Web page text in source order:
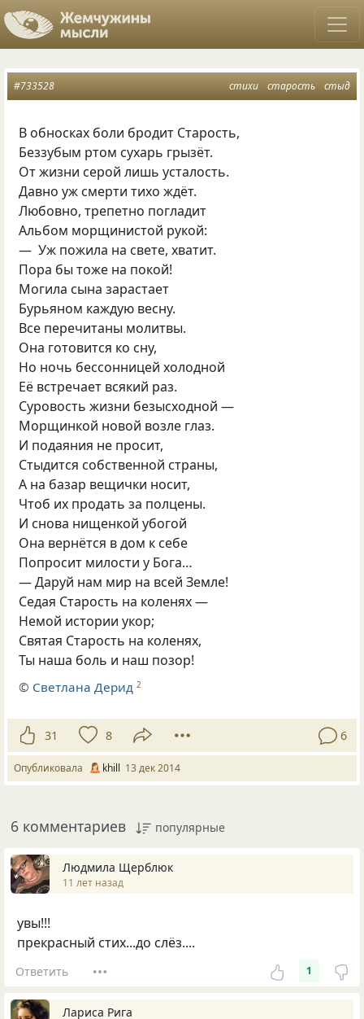
стихи старость стыд
#733528
В обносках боли бродит Старость,
Беззубым ртом сухарь грызёт.
От жизни серой лишь усталость.
Давно уж смерти тихо ждёт.
Любовно, трепетно погладит
Альбом морщинистой рукой:
— Уж пожила на свете, хватит.
Пора бы тоже на покой!
Могила сына зарастает
Бурьяном каждую весну.
Все перечитаны молитвы.
Она готовится ко сну,
Но ночь бессонницей холодной
Её встречает всякий раз.
Суровость жизни безысходной —
Морщинкой новой возле глаз.
И подаяния не просит,
Стыдится собственной страны,
А на базар вещички носит,
Чтоб их продать за полцены.
И снова нищенкой убогой
Она вернётся в дом к себе
Попросит милости у Бога…
— Даруй нам мир на всей Земле!
Седая Старость на коленях —
Немой истории укор;
Святая Старость на коленях,
Ты наша боль и наш позор!
© Светлана Дерид 2
31 8 6
Опубликовала khill 13 дек 2014
6 комментариев популярные
Людмила Щерблюк
11 лет назад
увы!!!
прекрасный стих...до слёз....
Ответить 1
Лариса Рига